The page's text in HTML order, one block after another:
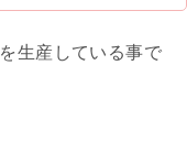
生産している事で